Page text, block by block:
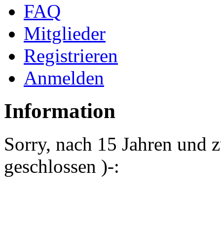
FAQ
Mitglieder
Registrieren
Anmelden
Information
Sorry, nach 15 Jahren und
geschlossen )-: